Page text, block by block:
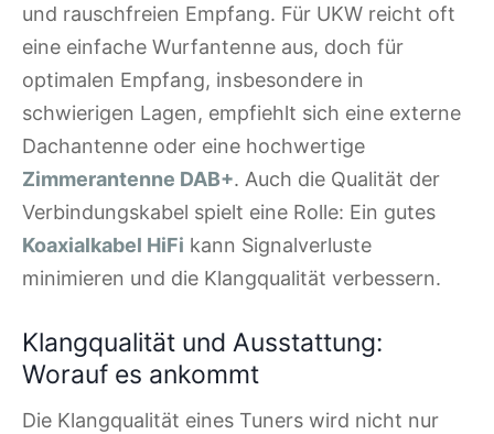
und rauschfreien Empfang. Für UKW reicht oft
eine einfache Wurfantenne aus, doch für
optimalen Empfang, insbesondere in
schwierigen Lagen, empfiehlt sich eine externe
Dachantenne oder eine hochwertige
Zimmerantenne DAB+. Auch die Qualität der
Verbindungskabel spielt eine Rolle: Ein gutes
Koaxialkabel HiFi kann Signalverluste
minimieren und die Klangqualität verbessern.
Klangqualität und Ausstattung:
Worauf es ankommt
Die Klangqualität eines Tuners wird nicht nur